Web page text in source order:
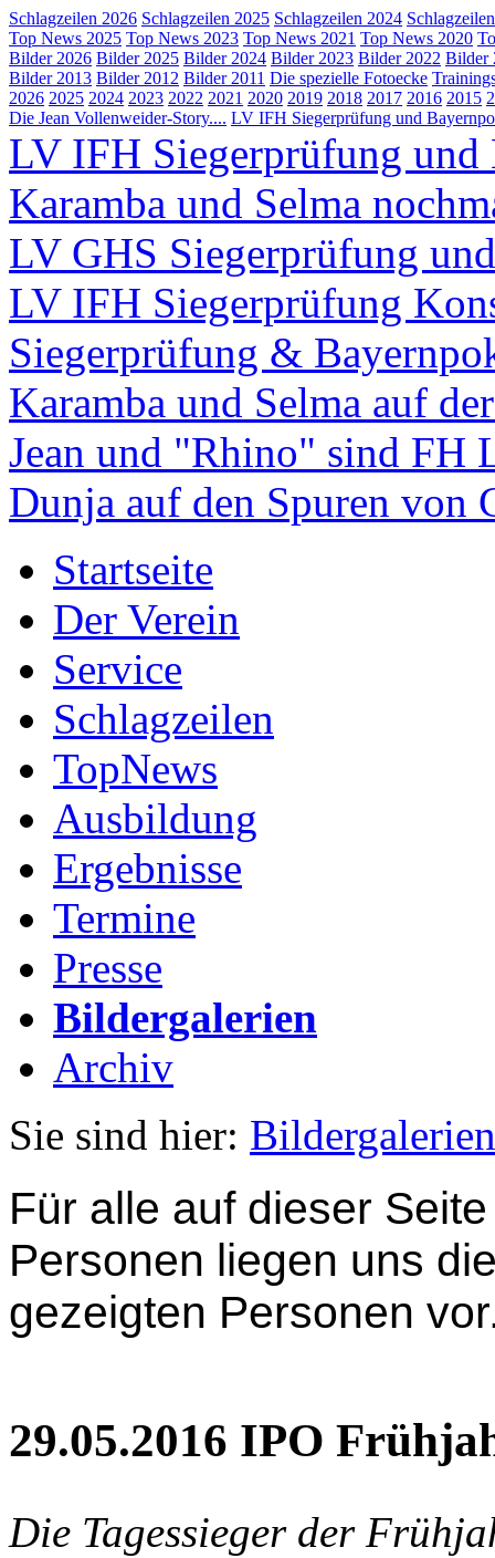
Schlagzeilen 2026 Schlagzeilen 2025 Schlagzeilen 2024
Top News 2025 Top News 2023 Top News 2021 Top News 2020
Bilder 2026 Bilder 2025 Bilder 2024 Bilder 2023 Bilder 2022 Bilder
Bilder 2013 Bilder 2012 Bilder 2011 Die spezielle Fotoecke
2026 2025 2024 2023 2022 2021 2020 2019 2018 2017 2016 2015
Die Jean Vollenweider-Story.... LV IFH Siegerprüfung und
LV IFH Siegerprüfung
Karamba und Selma
LV GHS Siegerprüfung
LV IFH Siegerprüfung
Siegerprüfung &
Karamba und Selma auf
Jean und "Rhino" sind FH
Dunja auf den Spuren von
Startseite
Der Verein
Service
Schlagzeilen
TopNews
Ausbildung
Ergebnisse
Termine
Presse
Bildergalerien
Archiv
Sie sind hier: Bildergalerien
Für alle auf dieser
Personen liegen uns
gezeigten Personen
29.05.2016 IPO
Die Tagessieger der